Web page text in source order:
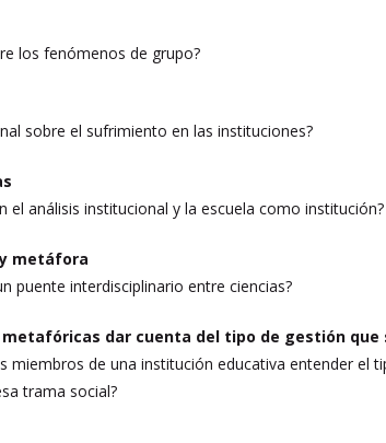
los fenómenos de grupo?
sobre el sufrimiento en las instituciones?
el análisis institucional y la escuela como institución?
metáfora
puente interdisciplinario entre ciencias?
dar cuenta del tipo de gestión que
miembros de una institución educativa entender el
trama social?